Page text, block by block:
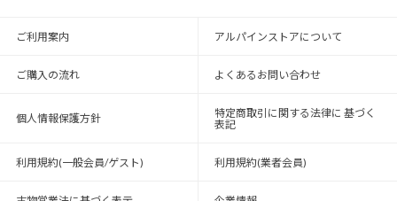
ご利用案内 アルパインストアについて
ご購入の流れ よくあるお問い合わせ
個人情報保護方針
特定商取引に関する法律に 基づく
表記
利用規約(一般会員/ゲスト) 利用規約(業者会員)